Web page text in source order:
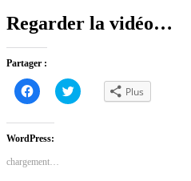
Regarder la vidéo…
Partager :
Cliquez
pour
partager
Facebook(ouvre
dans
une
fenêtre)
Cliquez
pour Plus
WordPress:
chargement…